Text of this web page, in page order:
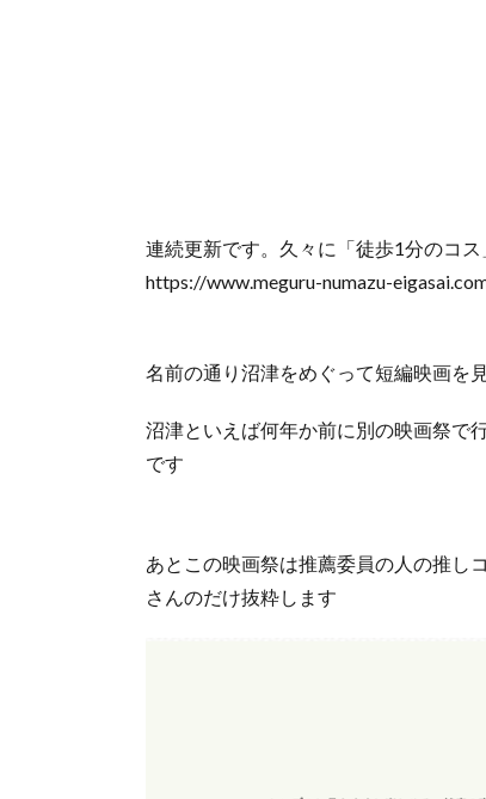
連続更新です。久々に「徒歩1分のコ
https://www.meguru-numazu-
名前の通り沼津をめぐって短編映画を
沼津といえば何年か前に別の映画祭で
です
あとこの映画祭は推薦委員の人の推し
さんのだけ抜粋します